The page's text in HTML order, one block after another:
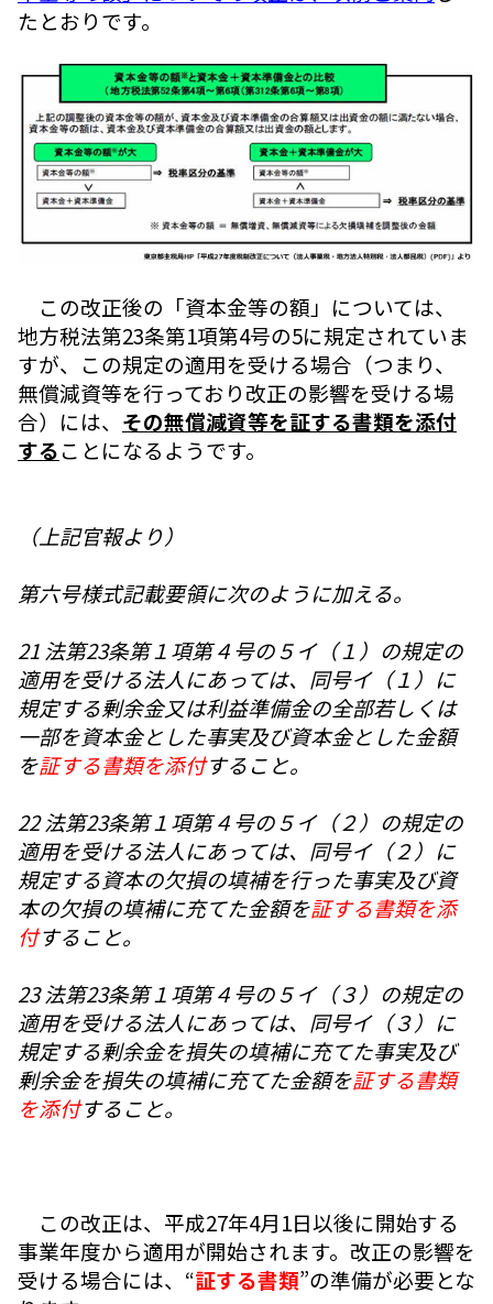
たとおりです。
この改正後の「資本金等の額」については、
地方税法第23条第1項第4号の5に規定されていま
すが、この規定の適用を受ける場合（つまり、
無償減資等を行っており改正の影響を受ける場
合）には、 その無償減資等を証する書類を添付
することになるようです。
（上記官報より）
第六号様式記載要領に次のように加える。
21 法第23条第１項第４号の５イ（１）の規定の
適用を受ける法人にあっては、同号イ（１）に
規定する剰余金又は利益準備金の全部若しくは
一部を資本金とした事実及び資本金とした金額
を証する書類を添付すること。
22 法第23条第１項第４号の５イ（２）の規定の
適用を受ける法人にあっては、同号イ（２）に
規定する資本の欠損の填補を行った事実及び資
本の欠損の填補に充てた金額を証する書類を添
付すること。
23 法第23条第１項第４号の５イ（３）の規定の
適用を受ける法人にあっては、同号イ（３）に
規定する剰余金を損失の填補に充てた事実及び
剰余金を損失の填補に充てた金額を証する書類
を添付すること。
この改正は、平成27年4月1日以後に開始する
事業年度から適用が開始されます。改正の影響を
受ける場合には、“証する書類”の準備が必要とな